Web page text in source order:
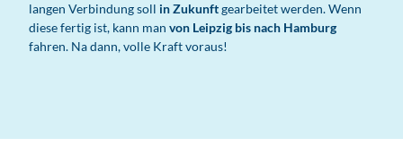
langen Verbindung soll in Zukunftgearbeitet werden. Wenn
diese fertig ist, kann man von Leipzig bis nach Hamburg
fahren. Na dann, volle Kraft voraus!